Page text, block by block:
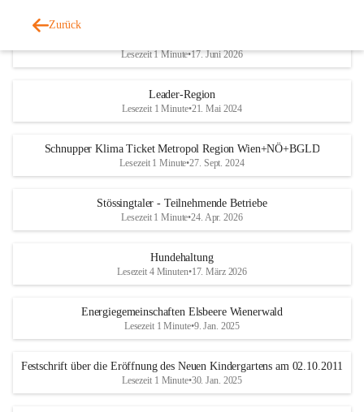
Zurück
Lesezeit 1 Minute•17. Juni 2026
Leader-Region
Lesezeit 1 Minute•21. Mai 2024
Schnupper Klima Ticket Metropol Region Wien+NÖ+BGLD
Lesezeit 1 Minute•27. Sept. 2024
Stössingtaler - Teilnehmende Betriebe
Lesezeit 1 Minute•24. Apr. 2026
Hundehaltung
Lesezeit 4 Minuten•17. März 2026
Energiegemeinschaften Elsbeere Wienerwald
Lesezeit 1 Minute•9. Jan. 2025
Festschrift über die Eröffnung des Neuen Kindergartens am 02.10.2011
Lesezeit 1 Minute•30. Jan. 2025